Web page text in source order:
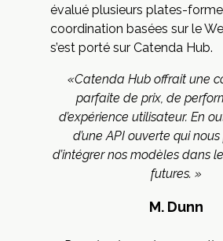
évalué plusieurs plates-
coordination basées sur le
s’est porté sur Catenda Hub.
«Catenda Hub offrait une
parfaite de prix, de
d’expérience utilisateur. En
d’une API ouverte qui
d’intégrer nos modèles dans
futures. »
M. Dunn